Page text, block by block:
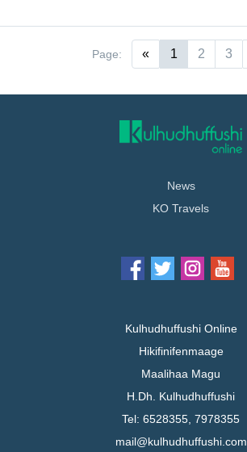
Page: « 1 2 3
News
KO Travels
Kulhudhuffushi Online
Hikifinifenmaage
Maalihaa Magu
H.Dh. Kulhudhuffushi
Tel: 6528355, 7978355
mail@kulhudhuffushi.com